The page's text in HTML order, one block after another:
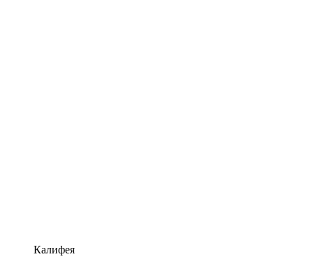
Калифея